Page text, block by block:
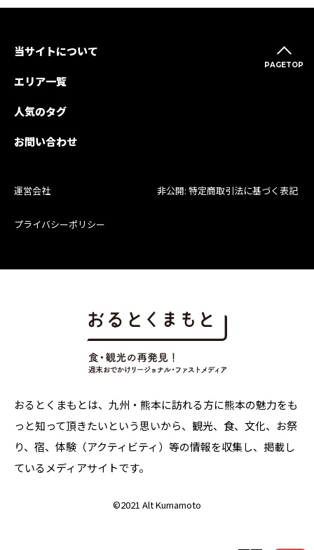
PAGETOP
当サイトについて
エリア一覧
人気のタグ
お問い合わせ
運営会社 非公開: 特定商取引法に基づく表記
プライバシーポリシー
おるとくまもとは、九州・熊本に訪れる方に熊本の魅力をも
っと知って頂きたいという思いから、観光、食、文化、お祭
り、宿、体験（アクティビティ）等の情報を収集し、掲載し
ているメディアサイトです。
©2021 Alt Kumamoto